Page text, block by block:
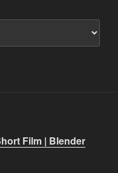
Film | Blender